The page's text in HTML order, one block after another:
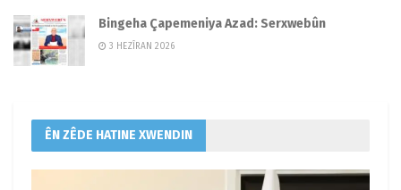
Bingeha Çapemeniya Azad: Serxwebûn
3 HEZÎRAN 2026
ÊN ZÊDE HATINE XWENDIN